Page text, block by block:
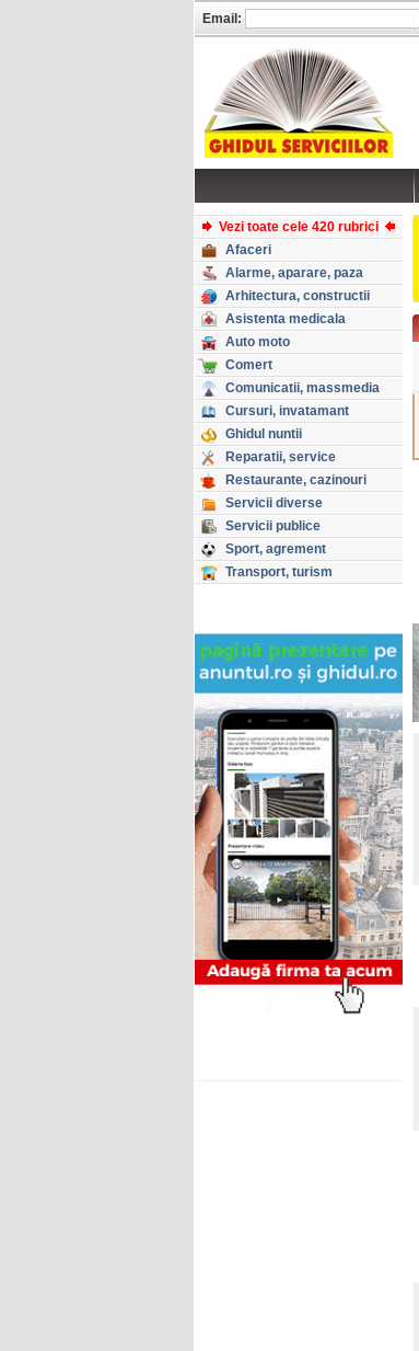
Vezi toate cele 420 rubrici
Afaceri
Alarme, aparare, paza
Arhitectura, constructii
Asistenta medicala
Auto moto
Comert
Comunicatii, massmedia
Cursuri, invatamant
Ghidul nuntii
Reparatii, service
Restaurante, cazinouri
Servicii diverse
Servicii publice
Sport, agrement
Transport, turism
Email: